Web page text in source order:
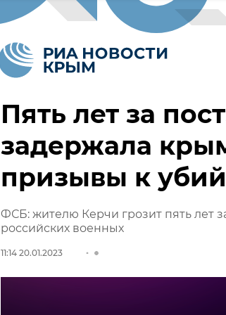
Пять лет за
задержала
призывы к
ФСБ: жителю Керчи грозит пять лет
российских военных
11:14 20.01.2023